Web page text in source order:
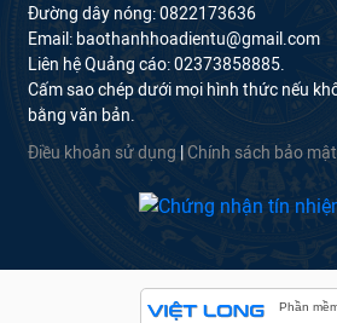
Đường dây nóng: 0822173636
Email: baothanhhoadientu@gmail.com
Liên hệ Quảng cáo: 02373858885.
Cấm sao chép dưới mọi hình thức nếu
bằng văn bản.
Điều khoản sử dụng Chính sách bảo mật
Phần